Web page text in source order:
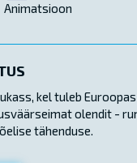
Animatsioon
kel tuleb
olendit -
tähenduse.